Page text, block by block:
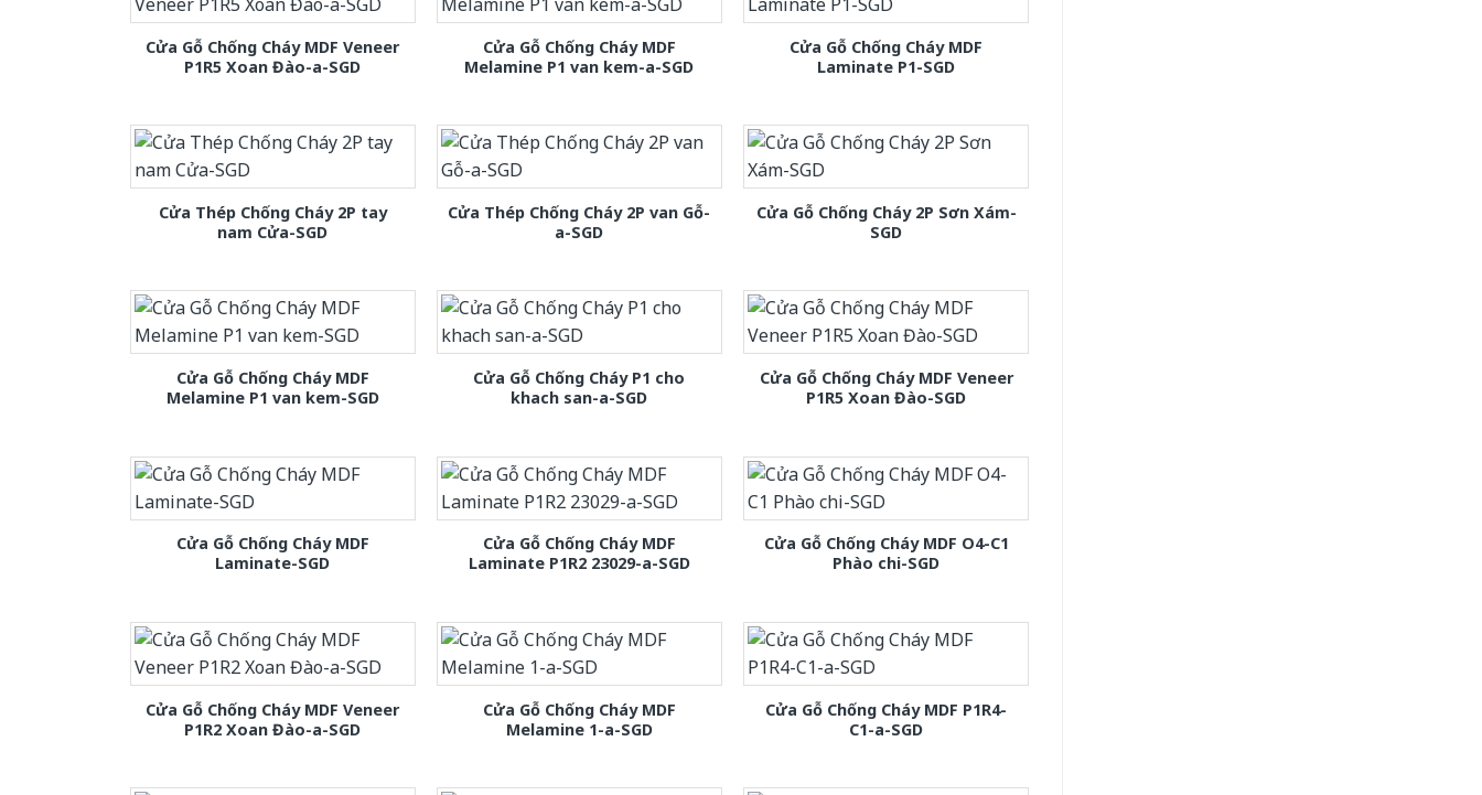
Cửa Gỗ Chống Cháy MDF Veneer
P1R5 Xoan Đào-a-SGD
Cửa Gỗ Chống Cháy MDF
Melamine P1 van kem-a-SGD
Cửa Gỗ Chống Cháy MDF
Laminate P1-SGD
Cửa Thép Chống Cháy 2P tay
nam Cửa-SGD
Cửa Thép Chống Cháy 2P van Gỗ-
a-SGD
Cửa Gỗ Chống Cháy 2P Sơn Xám-
SGD
Cửa Gỗ Chống Cháy MDF
Melamine P1 van kem-SGD
Cửa Gỗ Chống Cháy P1 cho
khach san-a-SGD
Cửa Gỗ Chống Cháy MDF Veneer
P1R5 Xoan Đào-SGD
Cửa Gỗ Chống Cháy MDF
Laminate-SGD
Cửa Gỗ Chống Cháy MDF
Laminate P1R2 23029-a-SGD
Cửa Gỗ Chống Cháy MDF O4-C1
Phào chi-SGD
Cửa Gỗ Chống Cháy MDF Veneer
P1R2 Xoan Đào-a-SGD
Cửa Gỗ Chống Cháy MDF
Melamine 1-a-SGD
Cửa Gỗ Chống Cháy MDF P1R4-
C1-a-SGD